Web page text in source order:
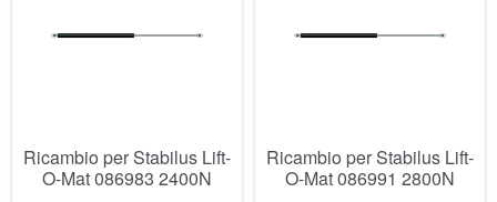
Ricambio per Stabilus Lift-
O-Mat 086983 2400N
Ricambio per Stabilus Lift-
O-Mat 086991 2800N